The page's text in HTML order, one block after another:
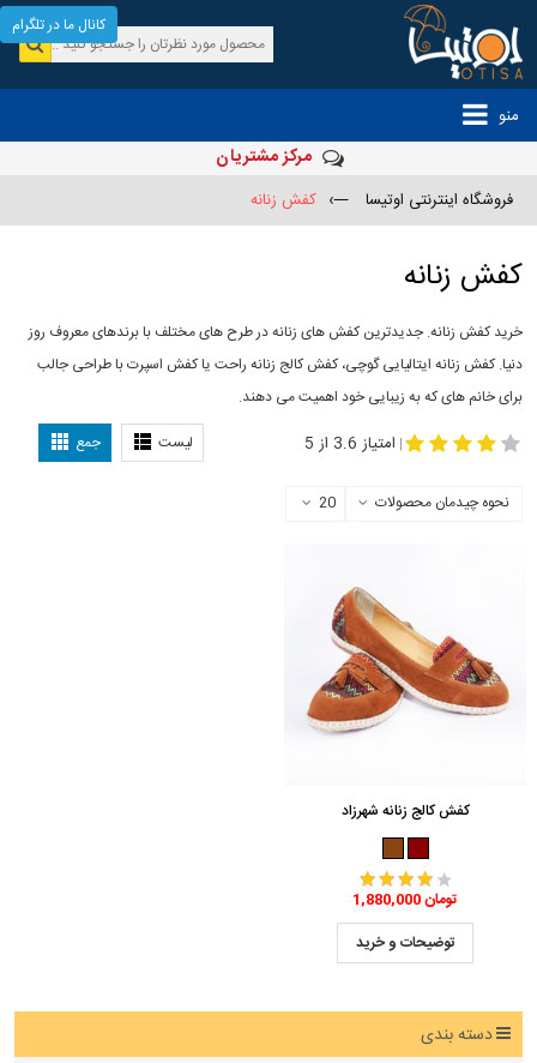
منو
مرکز مشتریان
فروشگاه اینترنتی اوتیسا —› کفش زنانه
کفش زنانه
خرید کفش زنانه. جدیدترین کفش های زنانه در طرح های مختلف با برندهای معروف روز
دنیا. کفش زنانه ایتالیایی گوچی، کفش کالج زنانه راحت یا کفش اسپرت با طراحی جالب
برای خانم های که به زیبایی خود اهمیت می دهند.
لیست جمع | امتیاز 3.6 از 5
نحوه چیدمان محصولات 20
کفش کالج زنانه شهرزاد
1,880,000 تومان
توضیحات و خرید
دسته بندی
کانال ما در تلگرام